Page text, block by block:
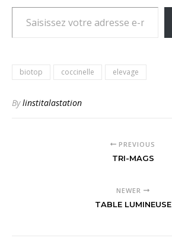
Saisissez votre adresse e-mail…
biotop coccinelle elevage
Bylinstitalastation
PREVIOUS
TRI-MAGS
NEWER
TABLE LUMINEUSE